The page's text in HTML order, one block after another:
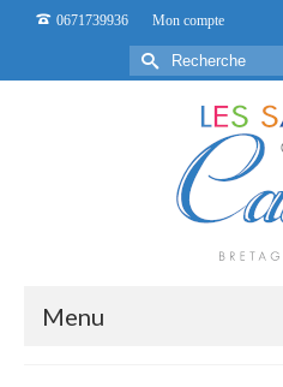
0671739936 Mon compte
Rechercher :
Menu